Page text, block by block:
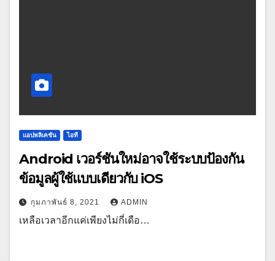
แอปพลิเคชัน ไอที
Android เวอร์ชันใหม่อาจใช้ระบบป้องกัน
ข้อมูลผู้ใช้แบบเดียวกับ iOS
กุมภาพันธ์ 8, 2021 ADMIN
เหลือเวลาอีกแค่เพียงไม่กี่เดือ…